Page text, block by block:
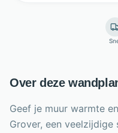
Over deze
Geef je muur warmte
Grover, een